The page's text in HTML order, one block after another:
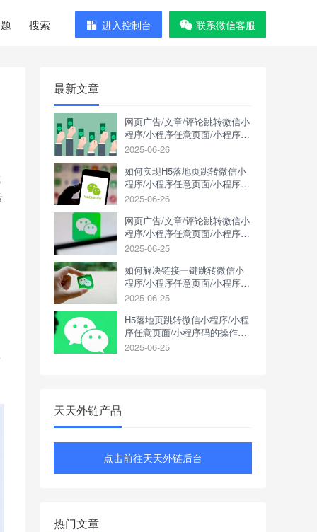
搜索 进入控制台 联系微信客服
最新文章
网页广告/文章/评论跳转微信小
程序/小程序任意页面/小程序码
怎么操作？
2025-06-26
如何实现H5落地页跳转微信小
程序/小程序任意页面/小程序
码？
2025-06-26
网页广告/文章/评论跳转微信小
程序/小程序任意页面/小程序码
如何操作?
2025-06-25
如何解决链接一键跳转微信小
程序/小程序任意页面/小程序
码？
2025-06-25
H5落地页跳转微信小程序/小程
序任意页面/小程序码的操作方
式详解
2025-06-25
天天外链产品
点击前往天天外链后台
热门文章